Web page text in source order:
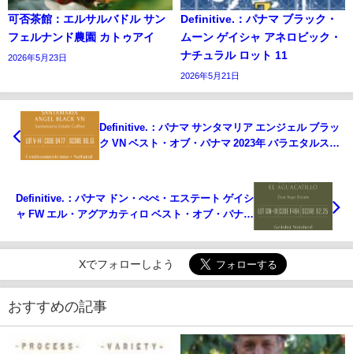
可否茶館：エルサルバドル サン
フェルナンド農園 カトゥアイ
2026年5月23日
Definitive.：パナマ ブラック・
ムーン ゲイシャ アネロビック・
ナチュラル ロット 11
2026年5月21日
Definitive.：パナマ サンタマリア エンジェル ブラッ
ク VN ベスト・オブ・パナマ 2023年 バラエタルス部
Definitive.：パナマ ドン・ぺぺ・エステート ゲイシ
ャ FW エル・アグアカティロ ベスト・オブ・パナマ
Xでフォローしよう
おすすめの記事